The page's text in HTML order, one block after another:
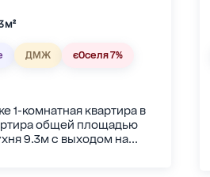
м²
ДМЖ єОселя 7%
1-комнатная квартира в
общей площадью
9.3м с выходом на...